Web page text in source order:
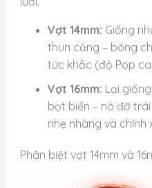
Vợt 14mm: Giống
thun căng – bóng
tức khắc (độ Pop
Vợt 16mm: Lại
bọt biển – nó đỡ
nhẹ nhàng và chính
Phân biệt vợt 14mm và